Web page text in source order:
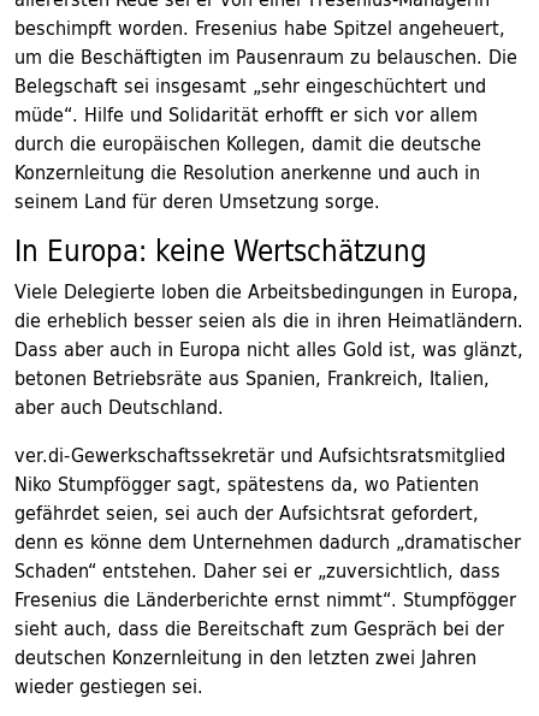
beschimpft worden. Fresenius habe Spitzel angeheuert,
um die Beschäftigten im Pausenraum zu belauschen. Die
Belegschaft sei insgesamt „sehr eingeschüchtert und
müde“. Hilfe und Solidarität erhofft er sich vor allem
durch die europäischen Kollegen, damit die deutsche
Konzernleitung die Resolution anerkenne und auch in
seinem Land für deren Umsetzung sorge.
In Europa: keine Wertschätzung
Viele Delegierte loben die Arbeitsbedingungen in Europa,
die erheblich besser seien als die in ihren Heimatländern.
Dass aber auch in Europa nicht alles Gold ist, was glänzt,
betonen Betriebsräte aus Spanien, Frankreich, Italien,
aber auch Deutschland.
ver.di-Gewerkschaftssekretär und Aufsichtsratsmitglied
Niko Stumpfögger sagt, spätestens da, wo Patienten
gefährdet seien, sei auch der Aufsichtsrat gefordert,
denn es könne dem Unternehmen dadurch „dramatischer
Schaden“ entstehen. Daher sei er „zuversichtlich, dass
Fresenius die Länderberichte ernst nimmt“. Stumpfögger
sieht auch, dass die Bereitschaft zum Gespräch bei der
deutschen Konzernleitung in den letzten zwei Jahren
wieder gestiegen sei.